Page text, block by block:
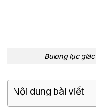
Bulong lục
Nội dung bài viết